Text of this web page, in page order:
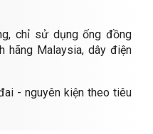
chỉ sử dụng ống đồng
hãng Malaysia, dây điện
- nguyên kiện theo tiêu